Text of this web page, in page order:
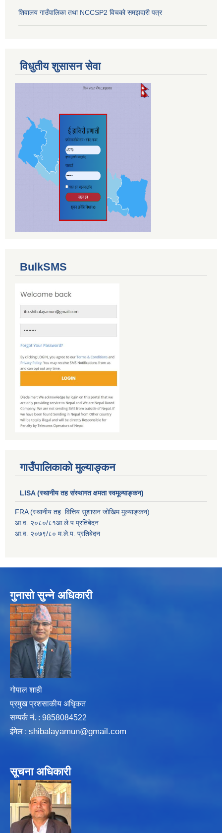
शिवालय गाउँपालिका तथा NCCSP2 विचको समझदारी पत्र
विधुतीय शुसासन सेवा
BulkSMS
गाउँपालिकाको मुल्याङ्कन
LISA (स्थानीय तह संस्थागत क्षमता स्वमूल्याङ्कन)
FRA (स्थानीय तह वित्तिय सुशासन जोखिम मुल्याङ्कन)
आ.व. २०८०/८१आ.ले.प.प्रतिबेदन
आ.व. २०७९/८० म.ले.प. प्रतिबेदन
गुनासो सुन्ने अधिकारी
गोपाल शाही
प्रमुख प्रशसाकीय अधिृकत
सम्पर्क न‌ं. : 9858084522
ईमेल : shibalayamun@gmail.com
सूचना अधिकारी